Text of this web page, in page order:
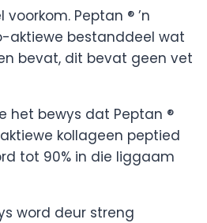
Peptan ® ’n
aktiewe bestanddeel wat
bevat, dit bevat geen vet
het bewys dat Peptan ®
kollageen peptied
tot 90% in die liggaam
word deur streng